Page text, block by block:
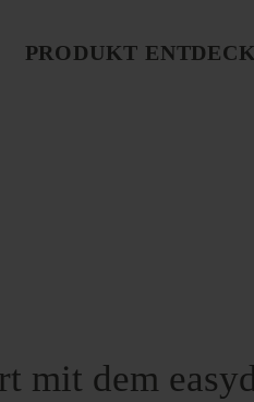
PRODUKT
mit dem